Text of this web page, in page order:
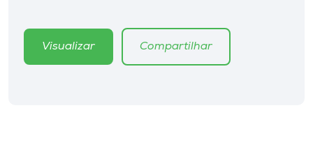
EditoraVisualizar Compartilhar